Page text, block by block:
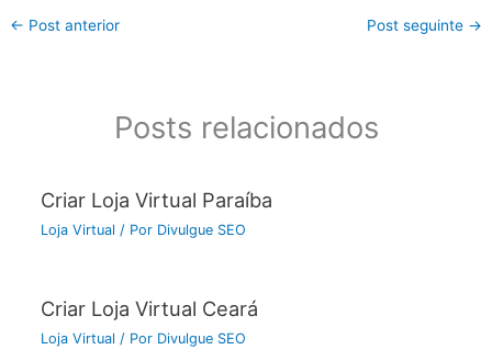
← Post anterior Post seguinte →
Posts relacionados
Criar Loja Virtual Paraíba
Loja Virtual / Por Divulgue SEO
Criar Loja Virtual Ceará
Loja Virtual / Por Divulgue SEO